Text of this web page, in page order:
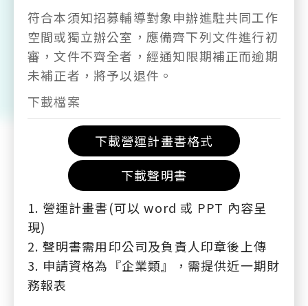
符合本須知招募輔導對象申辦進駐共同工作
空間或獨立辦公室，應備齊下列文件進行初
審，文件不齊全者，經通知限期補正而逾期
未補正者，將予以退件。
下載檔案
下載營運計畫書格式
下載聲明書
1. 營運計畫書(可以 word 或 PPT 內容呈
現)
2. 聲明書需用印公司及負責人印章後上傳
3. 申請資格為『企業類』，需提供近一期財
務報表